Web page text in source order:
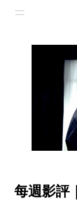
每週影評